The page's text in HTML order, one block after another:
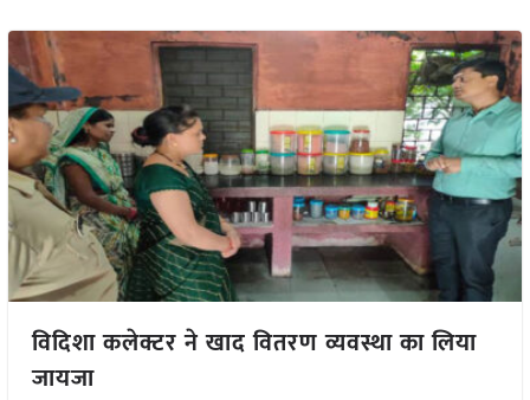
विदिशा कलेक्टर ने खाद वितरण व्यवस्था का लिया
जायजा